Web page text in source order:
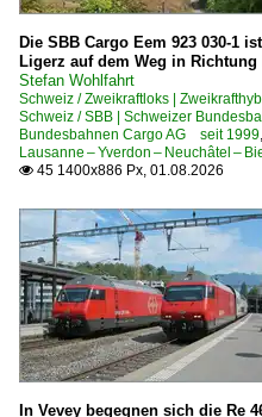
6 139 BR 139 E
6 140 BR 140 E 40
6 141 BR 141 E 41
6 142 BR 142 DR
6 143 BR 143 DR
6 150 BR 150 E 50
6 151 BR 151
6 155 BR 155 DR
6 156 BR 156 DR
6 180 BR 180 DR
6 181 BR 181.2
Die SBB Cargo Eem 923 030-1
Ligerz auf dem Weg in Richtung
Stefan Wohlfahrt
Schweiz / Zweikraftloks |
Schweiz / SBB | Schweizer
Bundesbahnen Cargo AG seit 1999
Lausanne – Yverdon – Neuchâtel –
 45 1400x886 Px, 01.08.2026
In Vevey begegnen sich die Re